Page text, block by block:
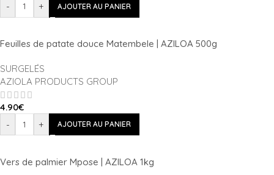
-
+ AJOUTER AU PANIER
Feuilles de patate douce Matembele | AZILOA 500g
SURGELÉS
AZIOLA PRODUCTS GROUP
4.90€
-
+ AJOUTER AU PANIER
Vers de palmier Mpose | AZILOA 1kg